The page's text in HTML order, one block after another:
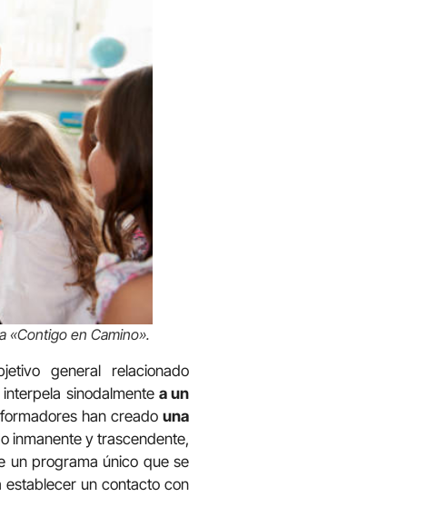
«Contigo en Camino».
general relacionado
interpela sinodalmente a un
han creadouna
inmanente y trascendente,
un programa único que se
un contacto con